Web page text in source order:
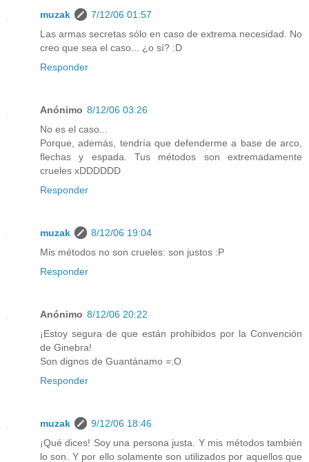
muzak
7/12/06 01:57
Las armas secretas sólo en caso de extrema necesidad. No
creo que sea el caso... ¿o sí? :D
Responder
Anónimo 8/12/06 03:26
No es el caso...
Porque, además, tendría que defenderme a base de arco,
flechas y espada. Tus métodos son extremadamente
crueles xDDDDDD
Responder
muzak
8/12/06 19:04
Mis métodos no son crueles: son justos :P
Responder
Anónimo 8/12/06 20:22
¡Estoy segura de que están prohibidos por la Convención
de Ginebra!
Son dignos de Guantánamo =:O
Responder
muzak
9/12/06 18:46
¡Qué dices! Soy una persona justa. Y mis métodos también
lo son. Y por ello solamente son utilizados por aquellos que